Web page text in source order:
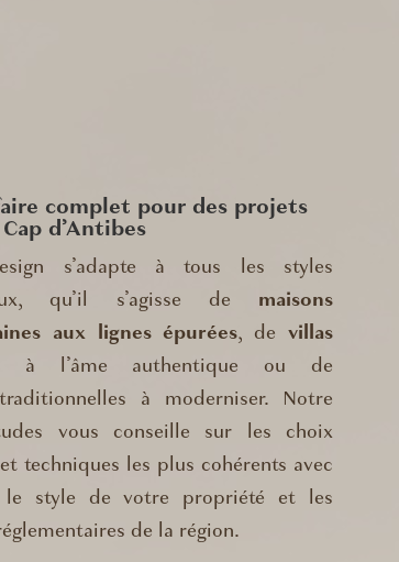
complet pour des projets
d’Antibes
s’adapte à tous les styles
qu’il s’agisse de maisons
aux lignes épurées, devillas
à l’âme authentique ou de
à moderniser. Notre
vous conseille sur les choix
techniques les plus cohérents avec
le style de votre propriété et les
de la région.